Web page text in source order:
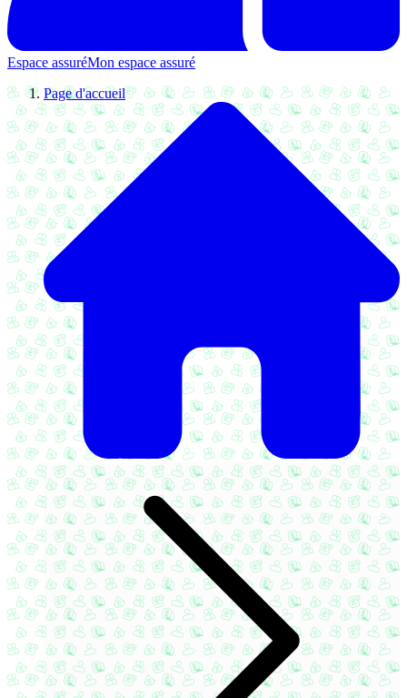
Espace assuréMon espace assuré
Page d'accueil